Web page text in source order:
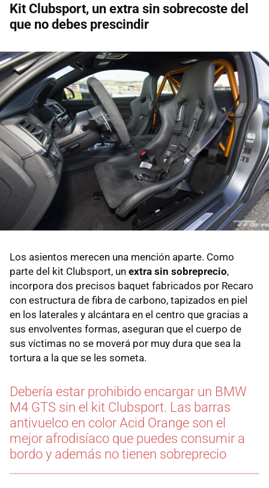
Kit Clubsport, un extra sin sobrecoste del
que no debes prescindir
Los asientos merecen una mención aparte. Como
parte del kit Clubsport, un extra sin sobreprecio,
incorpora dos precisos baquet fabricados por Recaro
con estructura de fibra de carbono, tapizados en piel
en los laterales y alcántara en el centro que gracias a
sus envolventes formas, aseguran que el cuerpo de
sus víctimas no se moverá por muy dura que sea la
tortura a la que se les someta.
Debería estar prohibido encargar un BMW
M4 GTS sin el kit Clubsport. Las barras
antivuelco en color Acid Orange son el
mejor afrodisíaco que puedes consumir a
bordo y además no tienen sobreprecio